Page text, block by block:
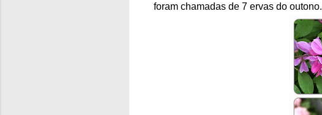
foram chamadas de 7 ervas do outono.